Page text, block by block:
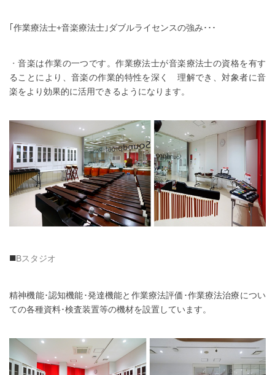
｢作業療法士+音楽療法士｣ダブルライセンスの強み･･･
・音楽は作業の一つです。作業療法士が音楽療法士の資格を有す
ることにより、音楽の作業的特性を深く 理解でき、対象者に音
楽をより効果的に活用できるようになります。
■Bスタジオ
精神機能･認知機能･発達機能と作業療法評価･作業療法治療につい
ての各種資料･検査装置等の機材を設置しています。